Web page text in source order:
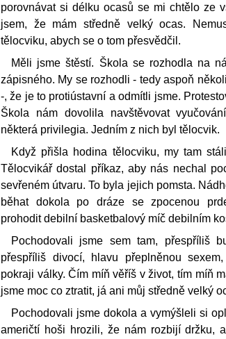
porovnávat si délku ocasů se mi chtělo ze
jsem, že mám středně velký ocas.
tělocviku, abych se o tom přesvědčil.
Měli jsme štěstí. Škola se rozhodla na
zápisného. My se rozhodli - tedy aspoň
-, že je to protiústavní a odmítli jsme.
Škola nám dovolila navštěvovat
některá privilegia. Jedním z nich byl tělocvik.
Když přišla hodina tělocviku, my tam
Tělocvikář dostal příkaz, aby nás nechal
sevřeném útvaru. To byla jejich pomsta.
běhat dokola po dráze se zpocenou
prohodit debilní basketbalový míč debilním
Pochodovali jsme sem tam, přespříliš
přespříliš divocí, hlavu přeplněnou
pokraji války. Čím míň věříš v život, tím míň
jsme moc co ztratit, já ani můj středně velký
Pochodovali jsme dokola a vymýšleli si
američtí hoši hrozili, že nám rozbijí držku,